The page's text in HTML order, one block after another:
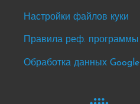
Настройки файлов куки
Правила реф. программы
Обработка данных Google